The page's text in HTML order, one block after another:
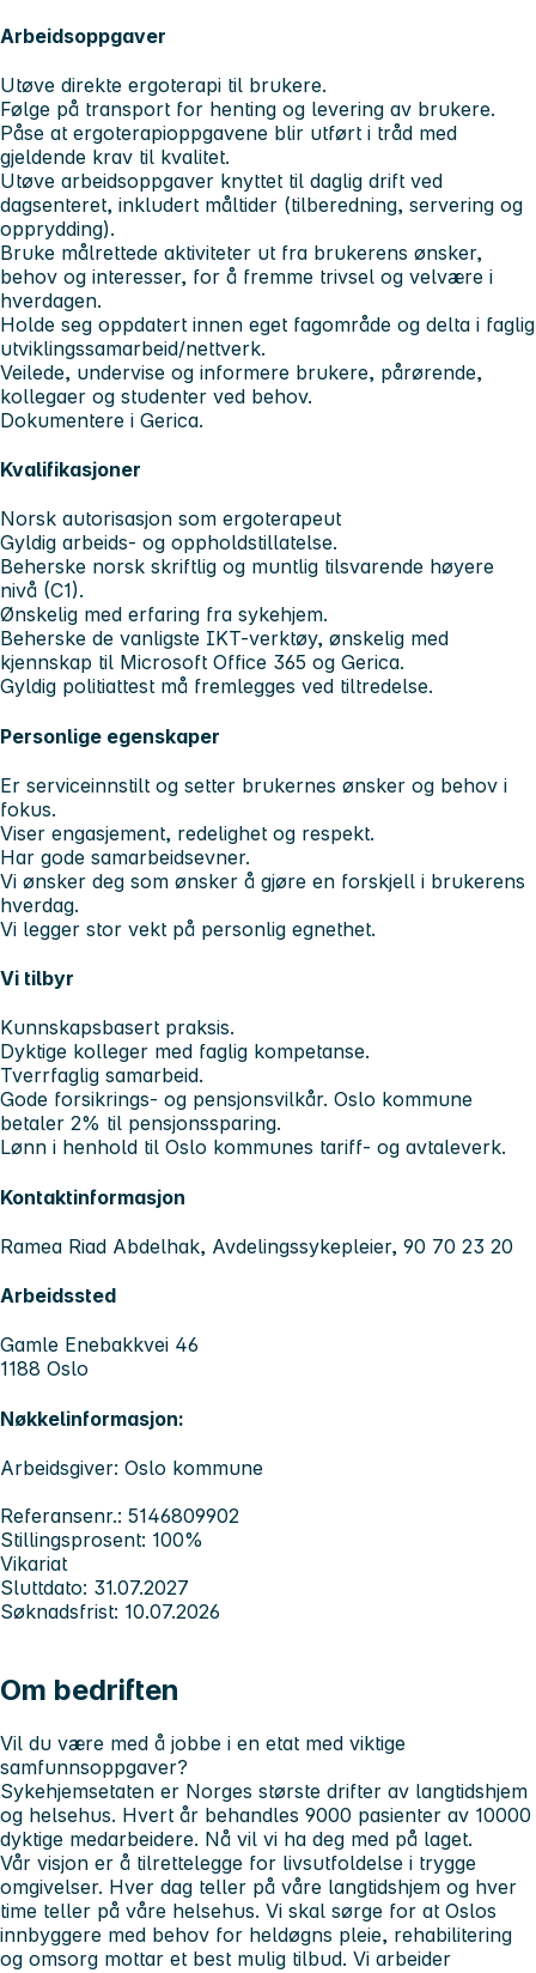
Arbeidsoppgaver
Utøve direkte ergoterapi til brukere.
Følge på transport for henting og levering av brukere.
Påse at ergoterapioppgavene blir utført i tråd med
gjeldende krav til kvalitet.
Utøve arbeidsoppgaver knyttet til daglig drift ved
dagsenteret, inkludert måltider (tilberedning, servering og
opprydding).
Bruke målrettede aktiviteter ut fra brukerens ønsker,
behov og interesser, for å fremme trivsel og velvære i
hverdagen.
Holde seg oppdatert innen eget fagområde og delta i faglig
utviklingssamarbeid/nettverk.
Veilede, undervise og informere brukere, pårørende,
kollegaer og studenter ved behov.
Dokumentere i Gerica.
Kvalifikasjoner
Norsk autorisasjon som ergoterapeut
Gyldig arbeids- og oppholdstillatelse.
Beherske norsk skriftlig og muntlig tilsvarende høyere
nivå (C1).
Ønskelig med erfaring fra sykehjem.
Beherske de vanligste IKT-verktøy, ønskelig med
kjennskap til Microsoft Office 365 og Gerica.
Gyldig politiattest må fremlegges ved tiltredelse.
Personlige egenskaper
Er serviceinnstilt og setter brukernes ønsker og behov i
fokus.
Viser engasjement, redelighet og respekt.
Har gode samarbeidsevner.
Vi ønsker deg som ønsker å gjøre en forskjell i brukerens
hverdag.
Vi legger stor vekt på personlig egnethet.
Vi tilbyr
Kunnskapsbasert praksis.
Dyktige kolleger med faglig kompetanse.
Tverrfaglig samarbeid.
Gode forsikrings- og pensjonsvilkår. Oslo kommune
betaler 2% til pensjonssparing.
Lønn i henhold til Oslo kommunes tariff- og avtaleverk.
Kontaktinformasjon
Ramea Riad Abdelhak, Avdelingssykepleier, 90 70 23 20
Arbeidssted
Gamle Enebakkvei 46
1188 Oslo
Nøkkelinformasjon:
Arbeidsgiver: Oslo kommune
Referansenr.: 5146809902
Stillingsprosent: 100%
Vikariat
Sluttdato: 31.07.2027
Søknadsfrist: 10.07.2026
Om bedriften
Vil du være med å jobbe i en etat med viktige
samfunnsoppgaver?
Sykehjemsetaten er Norges største drifter av langtidshjem
og helsehus. Hvert år behandles 9000 pasienter av 10000
dyktige medarbeidere. Nå vil vi ha deg med på laget.
Vår visjon er å tilrettelegge for livsutfoldelse i trygge
omgivelser. Hver dag teller på våre langtidshjem og hver
time teller på våre helsehus. Vi skal sørge for at Oslos
innbyggere med behov for heldøgns pleie, rehabilitering
og omsorg mottar et best mulig tilbud. Vi arbeider